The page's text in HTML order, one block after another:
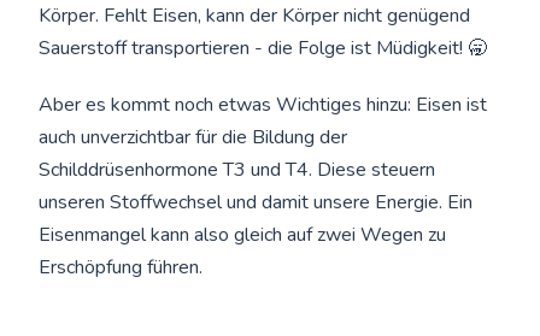
Körper. Fehlt Eisen, kann der Körper nicht genügend
Sauerstoff transportieren - die Folge ist Müdigkeit! 🥱
Aber es kommt noch etwas Wichtiges hinzu: Eisen ist
auch unverzichtbar für die Bildung der
Schilddrüsenhormone T3 und T4. Diese steuern
unseren Stoffwechsel und damit unsere Energie. Ein
Eisenmangel kann also gleich auf zwei Wegen zu
Erschöpfung führen.